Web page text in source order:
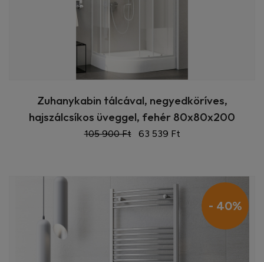
Zuhanykabin tálcával, negyedköríves,
hajszálcsíkos üveggel, fehér 80x80x200
105 900 Ft 63 539 Ft
- 40%